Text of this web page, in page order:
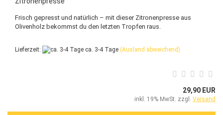
Frisch gepresst und natürlich – mit dieser Zitronenpresse aus
Olivenholz bekommst du den letzten Tropfen raus.
Lieferzeit: ca. 3-4 Tage (Ausland abweichend)
29,90 EUR
inkl. 19% MwSt. zzgl. Versand